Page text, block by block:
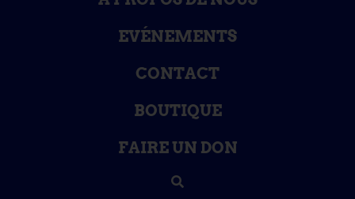
EVÉNEMENTS
CONTACT
BOUTIQUE
FAIRE UN DON